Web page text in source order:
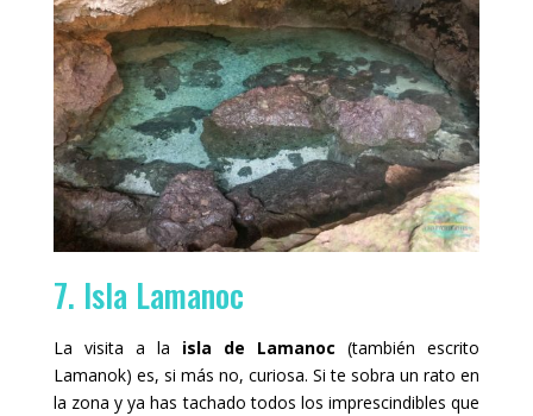
7. Isla Lamanoc
La visita a la isla de Lamanoc (también escrito
Lamanok) es, si más no, curiosa. Si te sobra un rato en
la zona y ya has tachado todos los imprescindibles que